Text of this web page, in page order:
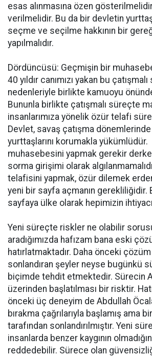
esas alınmasına özen
verilmelidir. Bu da bir devletin
seçme ve seçilme hakkının bir
yapılmalıdır.
Dördüncüsü: Geçmişin bir
40 yıldır canımızı yakan bu
nedenleriyle birlikte kamuoyu önünde
Bununla birlikte çatışmalı süreçte
insanlarımıza yönelik özür telafi
Devlet, savaş çatışma
yurttaşlarını korumakla
muhasebesini yapmak gerekir
sorma girişimi olarak
telafisini yapmak, özür dilemek
yeni bir sayfa açmanın gerekliliğidir.
sayfaya ülke olarak hepimizin
Yeni süreçte riskler ne olabilir
aradığımızda hafızam bana eski
hatırlatmaktadır. Daha önceki
sonlandıran şeyler neyse bugünkü
biçimde tehdit etmektedir. Sürecin
üzerinden başlatılması bir risktir.
önceki üç deneyim de Abdullah
bırakma çağrılarıyla başlamış ama
tarafından sonlandırılmıştır. Yeni
insanlarda benzer kaygının
reddedebilir. Sürece olan